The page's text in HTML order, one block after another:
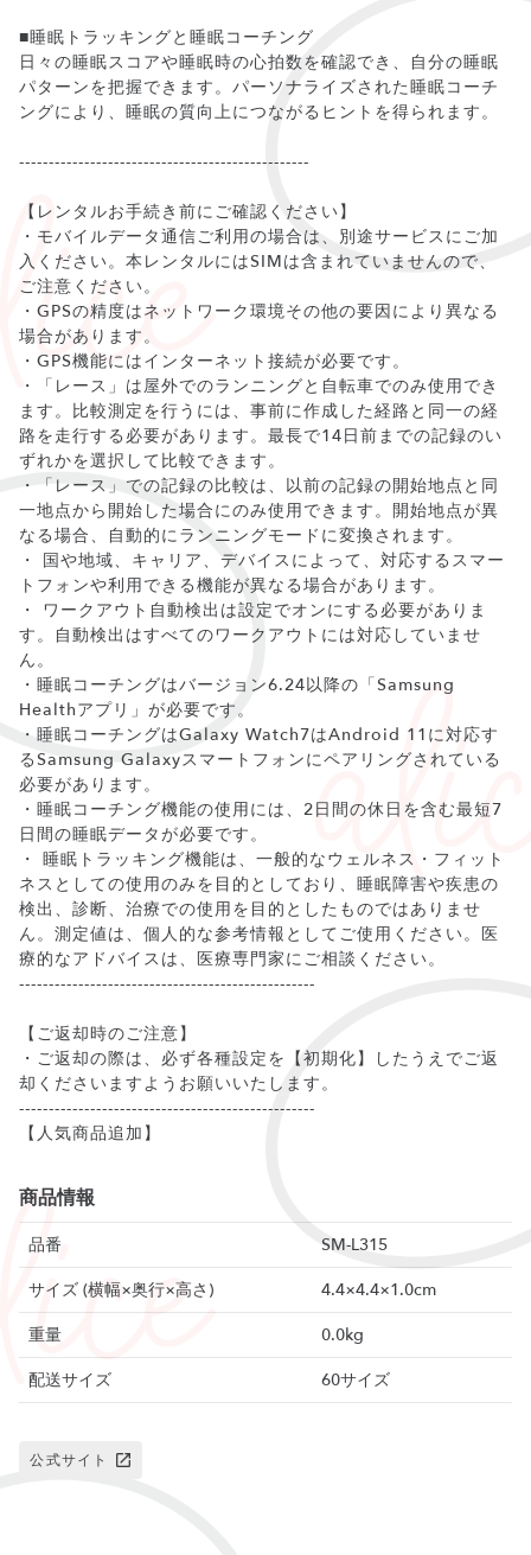
■睡眠トラッキングと睡眠コーチング
日々の睡眠スコアや睡眠時の心拍数を確認でき、自分の睡眠
パターンを把握できます。パーソナライズされた睡眠コーチ
ングにより、睡眠の質向上につながるヒントを得られます。
-------------------------------------------------
【レンタルお手続き前にご確認ください】
・モバイルデータ通信ご利用の場合は、別途サービスにご加
入ください。本レンタルにはSIMは含まれていませんので、
ご注意ください。
・GPSの精度はネットワーク環境その他の要因により異なる
場合があります。
・GPS機能にはインターネット接続が必要です。
・「レース」は屋外でのランニングと自転車でのみ使用でき
ます。比較測定を行うには、事前に作成した経路と同一の経
路を走行する必要があります。最長で14日前までの記録のい
ずれかを選択して比較できます。
・「レース」での記録の比較は、以前の記録の開始地点と同
一地点から開始した場合にのみ使用できます。開始地点が異
なる場合、自動的にランニングモードに変換されます。
・ 国や地域、キャリア、デバイスによって、対応するスマー
トフォンや利用できる機能が異なる場合があります。
・ ワークアウト自動検出は設定でオンにする必要がありま
す。自動検出はすべてのワークアウトには対応していませ
ん。
・睡眠コーチングはバージョン6.24以降の「Samsung
Healthアプリ」が必要です。
・睡眠コーチングはGalaxy Watch7はAndroid 11に対応す
るSamsung Galaxyスマートフォンにペアリングされている
必要があります。
・睡眠コーチング機能の使用には、2日間の休日を含む最短7
日間の睡眠データが必要です。
・ 睡眠トラッキング機能は、一般的なウェルネス・フィット
ネスとしての使用のみを目的としており、睡眠障害や疾患の
検出、診断、治療での使用を目的としたものではありませ
ん。測定値は、個人的な参考情報としてご使用ください。医
療的なアドバイスは、医療専門家にご相談ください。
--------------------------------------------------
【ご返却時のご注意】
・ご返却の際は、必ず各種設定を【初期化】したうえでご返
却くださいますようお願いいたします。
--------------------------------------------------
【人気商品追加】
商品情報
品番
SM-L315
サイズ (横幅×奥行×高さ)
4.4×4.4×1.0cm
重量
0.0kg
配送サイズ
60サイズ
公式サイト